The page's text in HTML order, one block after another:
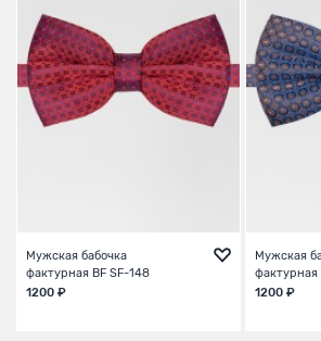
Мужская бабочка
фактурная BF SF-148
1200 ₽
Мужская
фактурная
1200 ₽